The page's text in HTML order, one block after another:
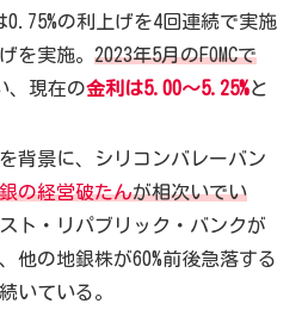
0.75%の利上げを4回連続で実施
を実施。2023年5月のFOMCで
、現在の金利は5.00～5.25%と
背景に、シリコンバレーバン
の経営破たんが相次いでい
ト・リパブリック・バンクが
他の地銀株が60%前後急落する
いている。